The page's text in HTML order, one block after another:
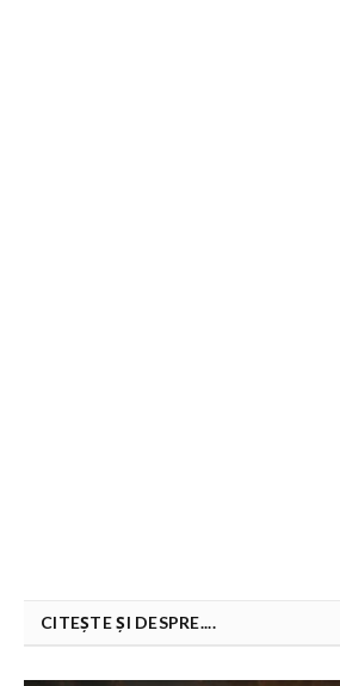
CITEȘTE ȘI DESPRE....